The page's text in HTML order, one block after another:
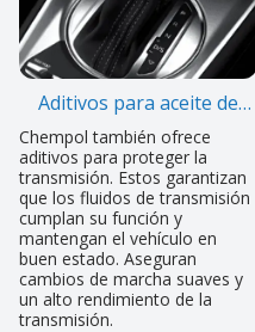
Aditivos para aceite de
transmisión
Chempol también ofrece
aditivos para proteger la
transmisión. Estos garantizan
que los fluidos de transmisión
cumplan su función y
mantengan el vehículo en
buen estado. Aseguran
cambios de marcha suaves y
un alto rendimiento de la
transmisión.